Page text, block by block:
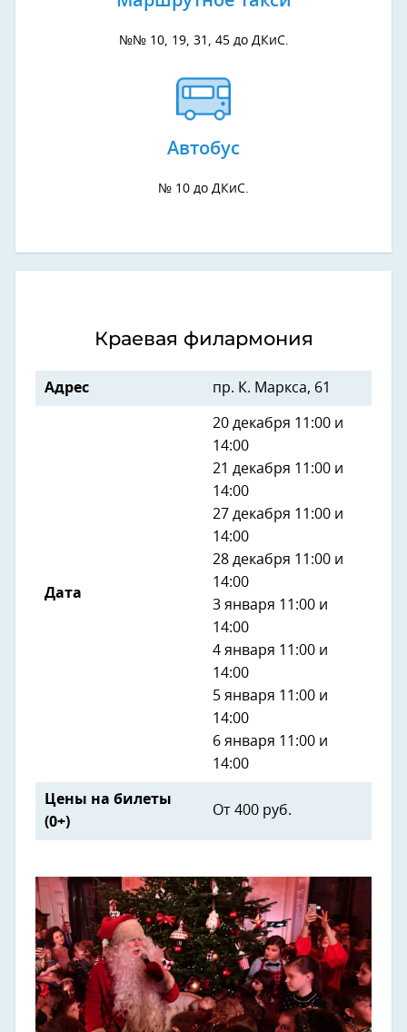
№№ 10, 19, 31, 45 до ДКиС.
Автобус
№ 10 до ДКиС.
Краевая филармония
Адрес пр. К. Маркса, 61
Дата
20 декабря 11:00 и
14:00
21 декабря 11:00 и
14:00
27 декабря 11:00 и
14:00
28 декабря 11:00 и
14:00
3 января 11:00 и
14:00
4 января 11:00 и
14:00
5 января 11:00 и
14:00
6 января 11:00 и
14:00
Цены на билеты
(0+)
От 400 руб.